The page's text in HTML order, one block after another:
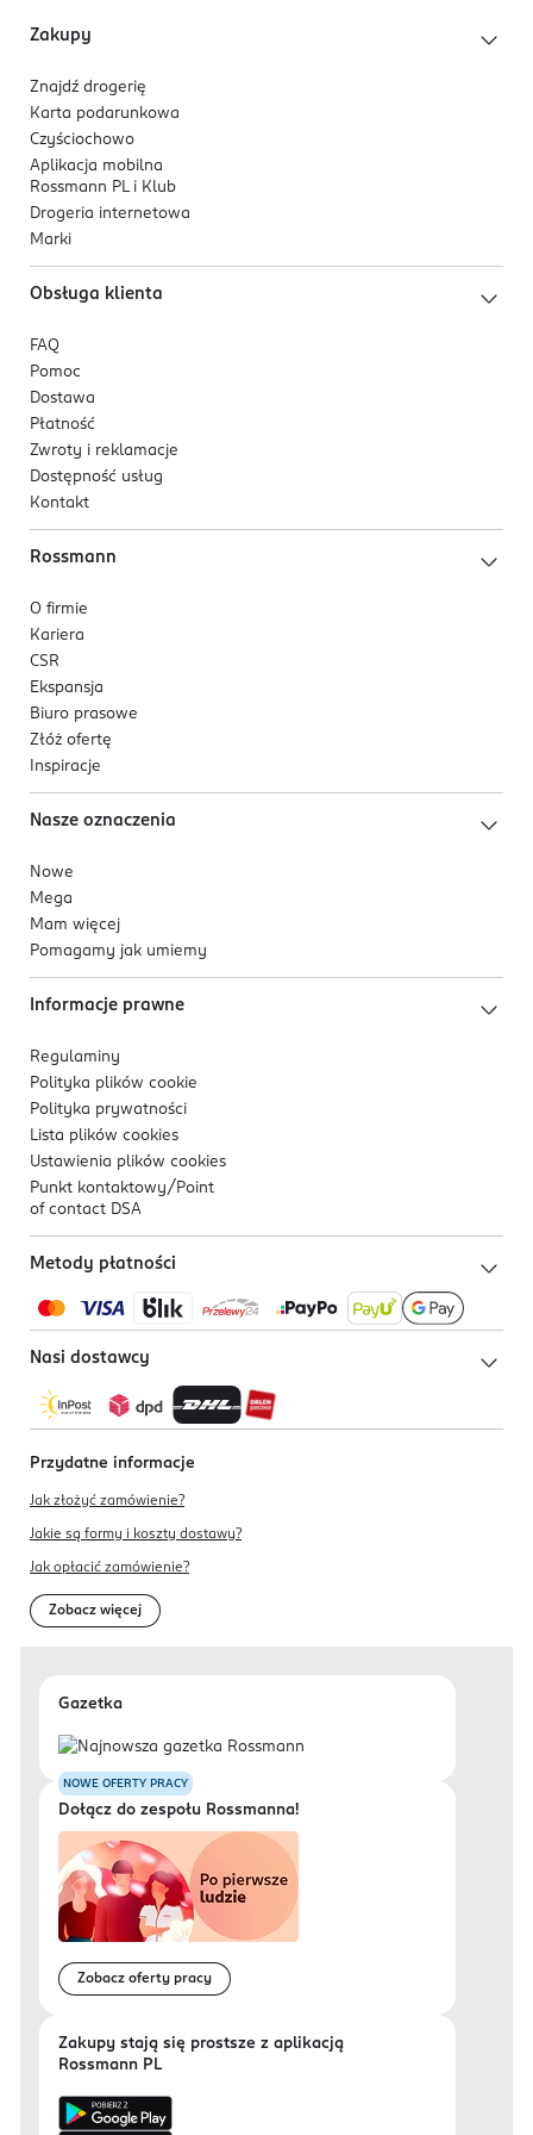
Procter & Gamble Service GmbH
Sulzbacher Straße 40
65824
Schwalbach am Taunus
www.pg.com
801258825
DE-Niemcy
Kod EAN
8 006530 094009
Zakupy
Znajdź drogerię
Karta podarunkowa
Czyściochowo
Aplikacja mobilna
Rossmann PL i Klub
Drogeria internetowa
Marki
Obsługa klienta
FAQ
Pomoc
Dostawa
Płatność
Zwroty i reklamacje
Dostępność usług
Kontakt
Rossmann
O firmie
Kariera
CSR
Ekspansja
Biuro prasowe
Złóż ofertę
Inspiracje
Nasze oznaczenia
Nowe
Mega
Mam więcej
Pomagamy jak umiemy
Informacje prawne
Regulaminy
Polityka plików cookie
Polityka prywatności
Lista plików cookies
Ustawienia plików cookies
Punkt kontaktowy/ Point
of contact DSA
Metody płatności
Nasi dostawcy
Przydatne informacje
Jak złożyć zamówienie?
Jakie są formy i koszty dostawy?
Jak opłacić zamówienie?
Zobacz więcej
Gazetka
NOWE OFERTY PRACY
Dołącz do zespołu Rossmanna!
Zobacz oferty pracy
Zakupy stają się prostsze z aplikacją
Rossmann PL